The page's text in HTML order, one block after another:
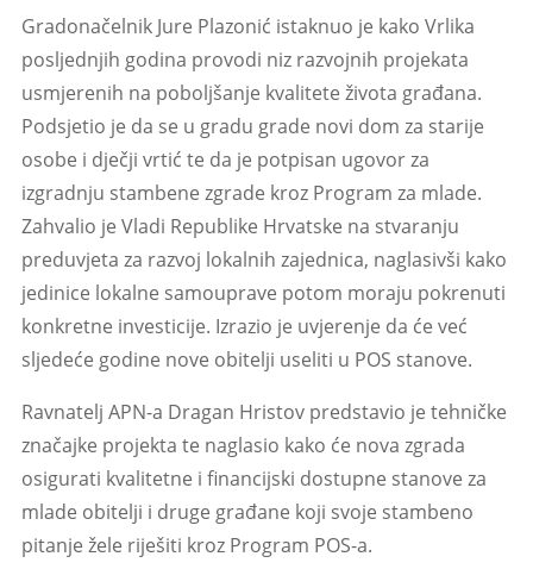
Gradonačelnik Jure Plazonić istaknuo je kako Vrlika
posljednjih godina provodi niz razvojnih projekata
usmjerenih na poboljšanje kvalitete života građana.
Podsjetio je da se u gradu grade novi dom za starije
osobe i dječji vrtić te da je potpisan ugovor za
izgradnju stambene zgrade kroz Program za mlade.
Zahvalio je Vladi Republike Hrvatske na stvaranju
preduvjeta za razvoj lokalnih zajednica, naglasivši kako
jedinice lokalne samouprave potom moraju pokrenuti
konkretne investicije. Izrazio je uvjerenje da će već
sljedeće godine nove obitelji useliti u POS stanove.
Ravnatelj APN-a Dragan Hristov predstavio je tehničke
značajke projekta te naglasio kako će nova zgrada
osigurati kvalitetne i financijski dostupne stanove za
mlade obitelji i druge građane koji svoje stambeno
pitanje žele riješiti kroz Program POS-a.